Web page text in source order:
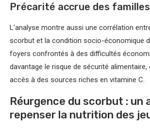
Précarité accrue des familles
L’analyse montre aussi une corrélation
scorbut et la condition socio-économique
foyers confrontés à des difficultés
davantage le risque de sécurité alimentaire,
accès à des sources riches en vitamine C.
Réurgence du scorbut : un
repenser la nutrition des